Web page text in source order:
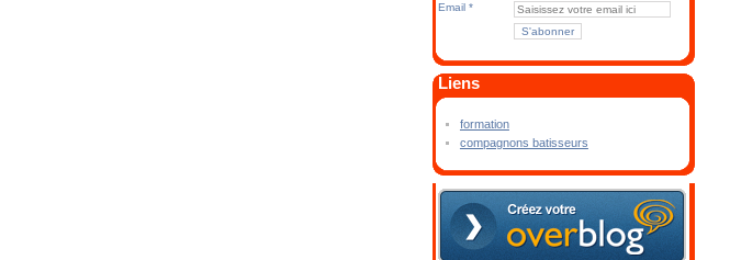
Email
Liens
formation
compagnons batisseurs